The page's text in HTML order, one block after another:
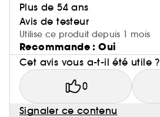
Plus de 54 ans
Avis de testeur
Utilise ce produit depuis 1 mois
Recommande : Oui
Cet avis vous a-t-il été utile ?
0
Signaler ce contenu